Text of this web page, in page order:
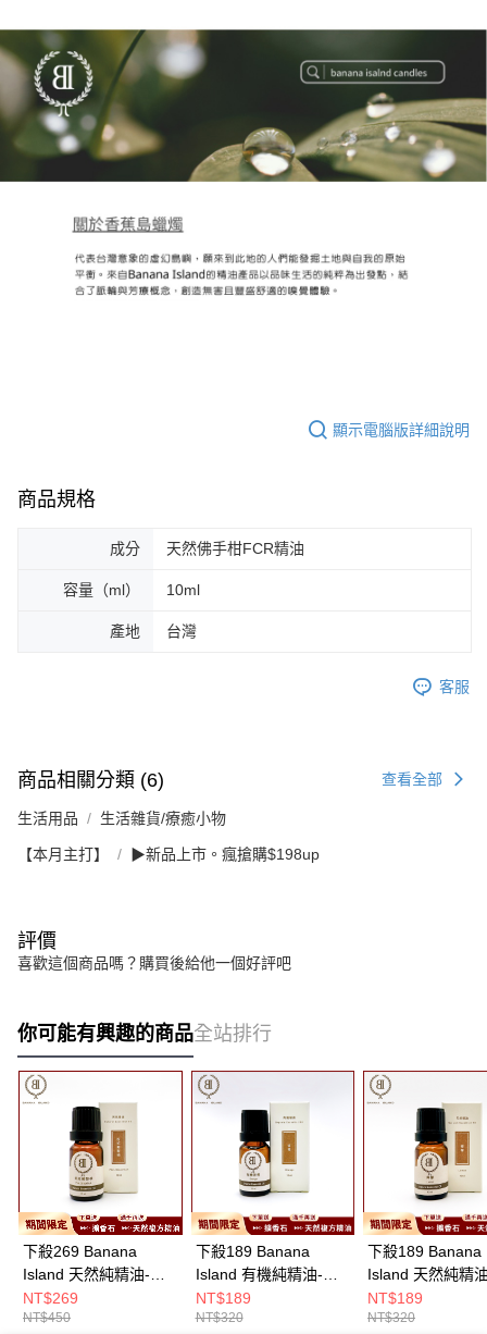
顯示電腦版詳細說明
商品規格
成分 天然佛手柑FCR精油
容量（ml） 10ml
產地 台灣
客服
商品相關分類 (6) 查看全部
生活用品 生活雜貨/療癒小物
【本月主打】 ▶新品上市。瘋搶購$198up
評價
喜歡這個商品嗎？購買後給他一個好評吧
你可能有興趣的商品全站排行
下殺269 Banana
Island 天然純精油-粉
紅葡萄柚/葡萄柚/香氛
精油/居家香氛
NT$269
NT$450
下殺189 Banana
Island 有機純精油-有
機甜橙/柑橘系/香氛精
油/居家香氛
NT$189
NT$320
下殺189 Banana
Island 天然純精
檬/檸檬/香氛精油
香氛
NT$189
NT$320